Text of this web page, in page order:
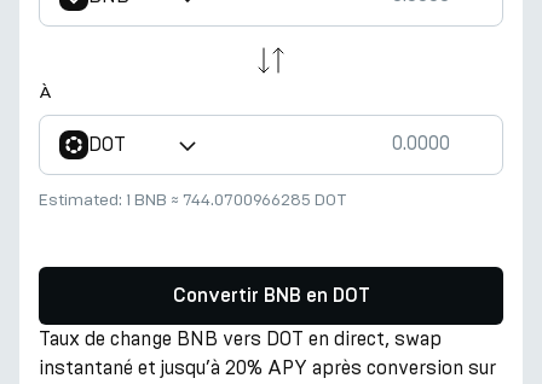
À
DOT
Estimated: 1 BNB ≈ 744.0700966285 DOT
Convertir BNB en DOT
Taux de change BNB vers DOT en direct, swap
instantané et jusqu’à 20% APY après conversion sur